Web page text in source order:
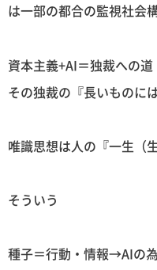
は一部の都合の監視社会構
資本主義+AI＝独裁への道
その独裁の『長いものに
唯識思想は人の『一生（
そういう
種子＝行動・情報→AIの